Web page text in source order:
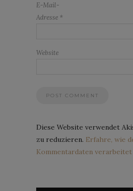
E-Mail-
Adresse *
Website
Diese Website verwendet
zu reduzieren. Erfahre, wie
Kommentardaten verarbeitet